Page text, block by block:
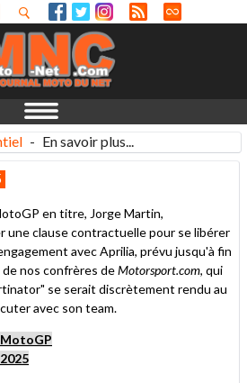
- En savoir plus...
en titre, Jorge Martin,
une clause contractuelle pour se libérer
avec Aprilia, prévu jusqu'à fin
nos confrères deMotorsport.com, qui
se serait discrètement rendu au
avec son team.